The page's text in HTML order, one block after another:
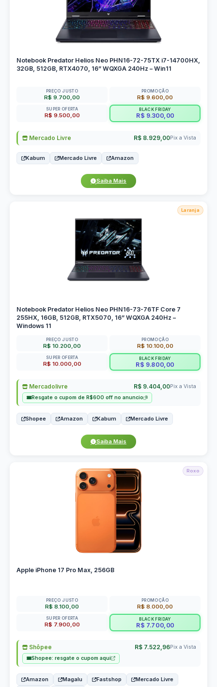
Notebook Predator Helios Neo PHN16-72-75TX i7-14700HX,
32GB, 512GB, RTX4070, 16” WQXGA 240Hz – Win11
PREÇO JUSTO
R$ 9.700,00
PROMOÇÃO
R$ 9.600,00
SUPER OFERTA
R$ 9.500,00
BLACK FRIDAY
R$ 9.300,00
Mercado Livre R$ 8.929,00Pix a Vista
Kabum Mercado Livre Amazon
Saiba Mais
Laranja
Notebook Predator Helios Neo PHN16-73-76TF Core 7
255HX, 16GB, 512GB, RTX5070, 16” WQXGA 240Hz –
Windows 11
PREÇO JUSTO
R$ 10.200,00
PROMOÇÃO
R$ 10.100,00
SUPER OFERTA
R$ 10.000,00
BLACK FRIDAY
R$ 9.800,00
Mercadolivre R$ 9.404,00Pix a Vista
Resgate o cupom de R$600 off no anuncio
Shopee Amazon Kabum Mercado Livre
Saiba Mais
Roxo
Apple iPhone 17 Pro Max, 256GB
PREÇO JUSTO
R$ 8.100,00
PROMOÇÃO
R$ 8.000,00
SUPER OFERTA
R$ 7.900,00
BLACK FRIDAY
R$ 7.700,00
Shôpee R$ 7.522,96Pix a Vista
Shopee: resgate o cupom aqui
Amazon Magalu Fastshop
Mercado Livre